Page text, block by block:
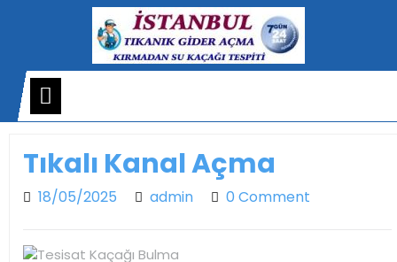
Tıkalı Kanal Açma
18/05/2025 18/05/2025
adminadmin0 Comment